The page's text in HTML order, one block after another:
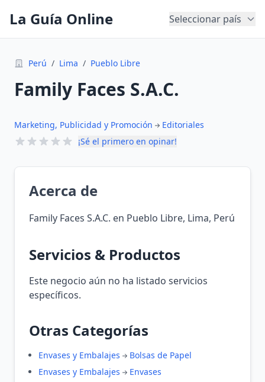
La Guía Online Seleccionar país
Perú / Lima / Pueblo Libre
Family Faces S.A.C.
Marketing, Publicidad y Promoción
Editoriales
¡Sé el primero en opinar!
Acerca de
Family Faces S.A.C. en Pueblo Libre, Lima, Perú
Servicios & Productos
Este negocio aún no ha listado servicios
específicos.
Otras Categorías
Envases y Embalajes
Bolsas de Papel
Envases y Embalajes
Envases